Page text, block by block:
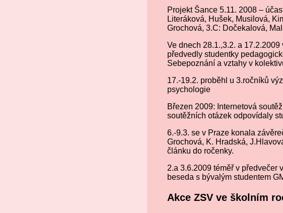
Projekt Šance 5.11. 2008 –
Literáková, Hušek, Musilová,
Grochová, 3.C: Dočekalová,
Ve dnech 28.1.,3.2. a
předvedly studentky
Sebepoznání a vztahy v
17.-19.2. proběhl u 3.ročníků
psychologie
Březen 2009: Internetová
soutěžních otázek odpovídaly
6.-9.3. se v Praze konala
Grochová, K. Hradská,
článku do ročenky.
2.a 3.6.2009 téměř v předvečer
beseda s bývalým studentem
Akce ZSV ve školním